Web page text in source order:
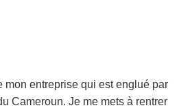
mon entreprise qui est englué par
Cameroun. Je me mets à rentrer